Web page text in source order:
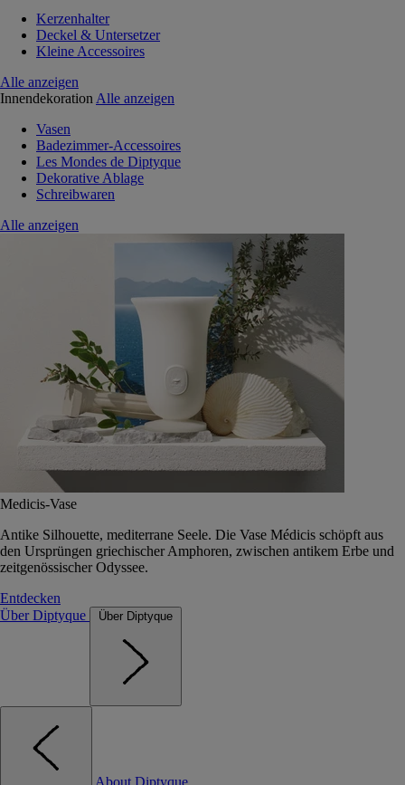
Kerzenhalter
Deckel & Untersetzer
Kleine Accessoires
Alle anzeigen
Innendekoration Alle anzeigen
Vasen
Badezimmer-Accessoires
Les Mondes de Diptyque
Dekorative Ablage
Schreibwaren
Alle anzeigen
Medicis-Vase
Antike Silhouette, mediterrane Seele. Die Vase Médicis schöpft aus
den Ursprüngen griechischer Amphoren, zwischen antikem Erbe und
zeitgenössischer Odyssee.
Entdecken
Über Diptyque
Über Diptyque
About Diptyque